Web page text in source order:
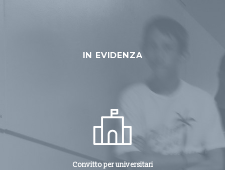
IN EVIDENZA
Convitto per universitari